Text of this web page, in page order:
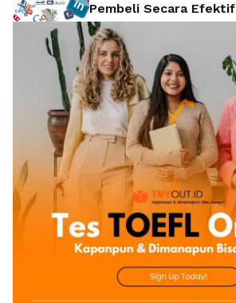
Pembeli Secara Efektif